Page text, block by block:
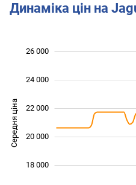
Динаміка цін на
Середня ціна
18 000
20 000
22 000
24 000
26 000